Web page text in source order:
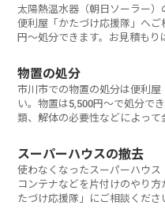
太陽熱温水器（朝日ソーラー
便利屋「かたづけ応援隊」へ
円～処分できます。お見積も
物置の処分
市川市での物置の処分は便利
い。物置は5,500円～で処分で
類、解体の必要性などによっ
スーパーハウスの撤去
使わなくなったスーパーハウ
コンテナなどを片付けのやり
たづけ応援隊」にご相談くだ